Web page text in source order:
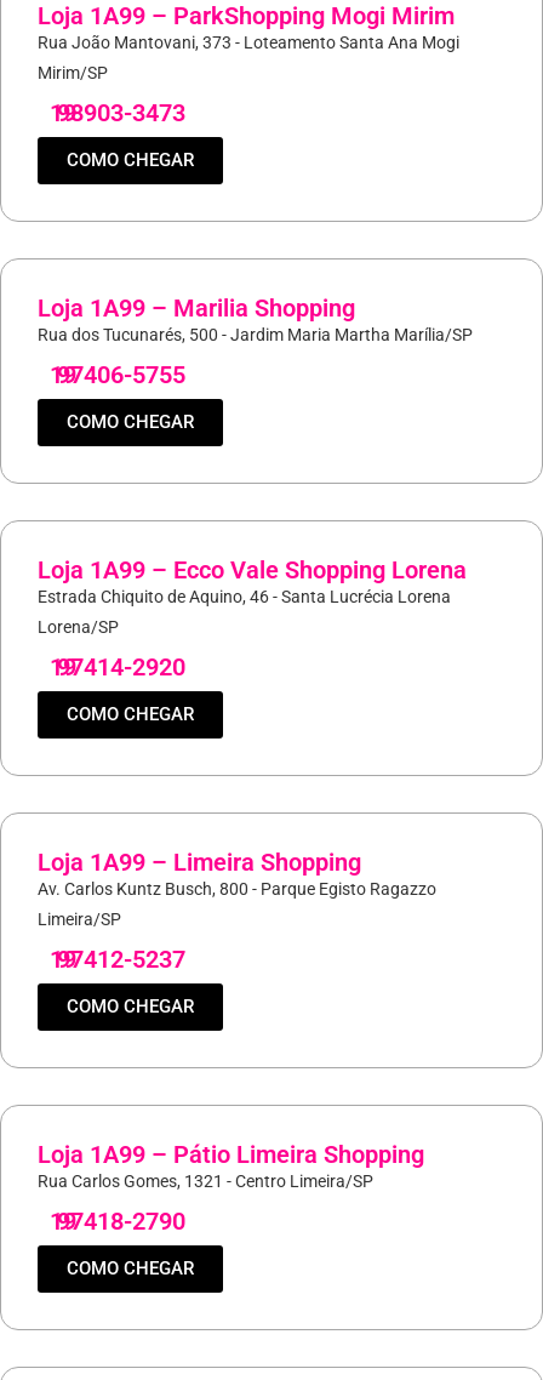
Loja 1A99 – ParkShopping Mogi Mirim
Rua João Mantovani, 373 - Loteamento Santa Ana Mogi
Mirim/SP
19
98903-3473
COMO CHEGAR
Loja 1A99 – Marilia Shopping
Rua dos Tucunarés, 500 - Jardim Maria Martha Marília/SP
19
97406-5755
COMO CHEGAR
Loja 1A99 – Ecco Vale Shopping Lorena
Estrada Chiquito de Aquino, 46 - Santa Lucrécia Lorena
Lorena/SP
19
97414-2920
COMO CHEGAR
Loja 1A99 – Limeira Shopping
Av. Carlos Kuntz Busch, 800 - Parque Egisto Ragazzo
Limeira/SP
19
97412-5237
COMO CHEGAR
Loja 1A99 – Pátio Limeira Shopping
Rua Carlos Gomes, 1321 - Centro Limeira/SP
19
97418-2790
COMO CHEGAR